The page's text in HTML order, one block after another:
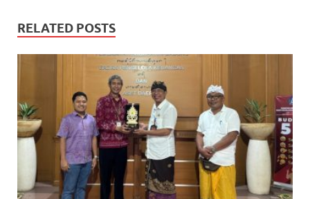
RELATED POSTS